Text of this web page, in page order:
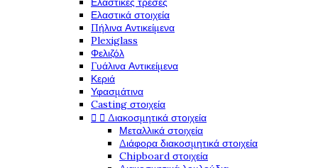
Ελαστικά στοιχεία
Πήλινα Αντικείμενα
Plexiglass
Φελιζόλ
Γυάλινα Αντικείμενα
Κεριά
Υφασμάτινα
Casting στοιχεία
  Διακοσμητικά στοιχεία
Μεταλλικά στοιχεία
Διάφορα διακοσμητικά στοιχεία
Chipboard στοιχεία